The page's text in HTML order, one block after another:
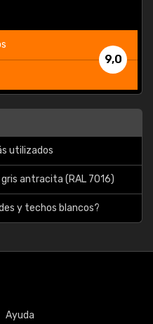
9,0
utilizados
gris antracita (RAL 7016)
y techos blancos?
Ayuda